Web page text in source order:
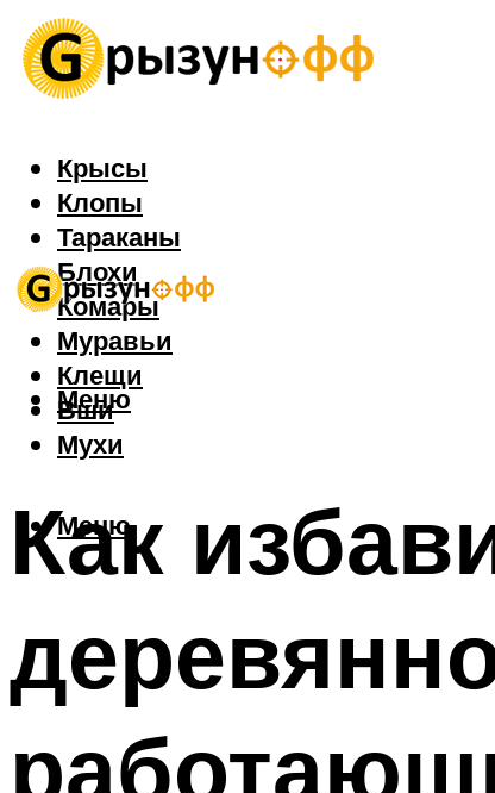
Крысы
Клопы
Тараканы
Блохи
Комары
Муравьи
Клещи
Вши
Мухи
Меню
Меню
Как